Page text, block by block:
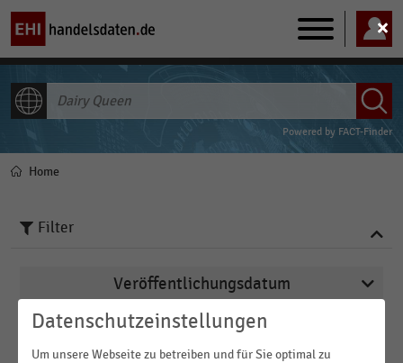
Main
navigation
Powered by FACT-Finder
Pfadnavigation
Home
Filter
Veröffentlichungsdatum
2026
2023
Datenschutzeinstellungen
Um unsere Webseite zu betreiben und für Sie optimal zu